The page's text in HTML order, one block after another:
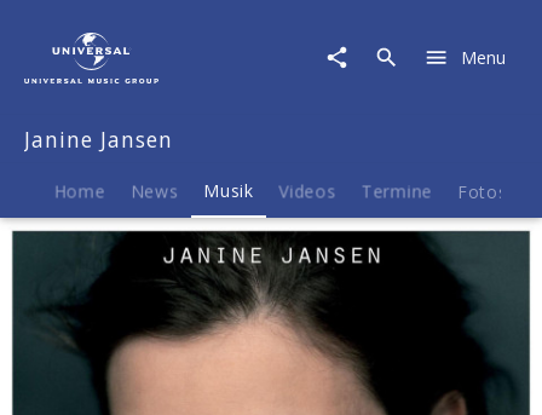
Musik
Prokofiev
Menu
Janine Jansen
Home News Musik Videos Termine Fotos